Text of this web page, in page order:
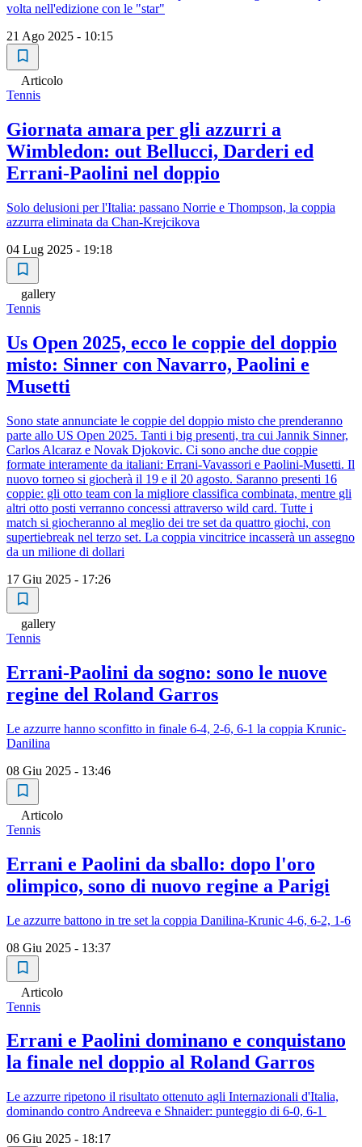
volta nell'edizione con le "star"
21 Ago 2025 - 10:15
Articolo
Tennis
Giornata amara per gli azzurri a
Wimbledon: out Bellucci, Darderi ed
Errani-Paolini nel doppio
Solo delusioni per l'Italia: passano Norrie e Thompson, la coppia
azzurra eliminata da Chan-Krejcikova
04 Lug 2025 - 19:18
gallery
Tennis
Us Open 2025, ecco le coppie del doppio
misto: Sinner con Navarro, Paolini e
Musetti
Sono state annunciate le coppie del doppio misto che prenderanno
parte allo US Open 2025. Tanti i big presenti, tra cui Jannik Sinner,
Carlos Alcaraz e Novak Djokovic. Ci sono anche due coppie
formate interamente da italiani: Errani-Vavassori e Paolini-Musetti. Il
nuovo torneo si giocherà il 19 e il 20 agosto. Saranno presenti 16
coppie: gli otto team con la migliore classifica combinata, mentre gli
altri otto posti verranno concessi attraverso wild card. Tutte i
match si giocheranno al meglio dei tre set da quattro giochi, con
supertiebreak nel terzo set. La coppia vincitrice incasserà un assegno
da un milione di dollari
17 Giu 2025 - 17:26
gallery
Tennis
Errani-Paolini da sogno: sono le nuove
regine del Roland Garros
Le azzurre hanno sconfitto in finale 6-4, 2-6, 6-1 la coppia Krunic-
Danilina
08 Giu 2025 - 13:46
Articolo
Tennis
Errani e Paolini da sballo: dopo l'oro
olimpico, sono di nuovo regine a Parigi
Le azzurre battono in tre set la coppia Danilina-Krunic 4-6, 6-2, 1-6
08 Giu 2025 - 13:37
Articolo
Tennis
Errani e Paolini dominano e conquistano
la finale nel doppio al Roland Garros
Le azzurre ripetono il risultato ottenuto agli Internazionali d'Italia,
dominando contro Andreeva e Shnaider: punteggio di 6-0, 6-1
06 Giu 2025 - 18:17